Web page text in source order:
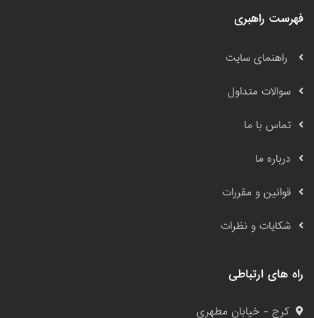
فهرست راهبری
راهنمای سایت
سوالات متداول
تماس با ما
درباره ما
قوانین و مقررات
شکایات و نظرات
راه های ارتباطی
کرج - خیابان مطهری